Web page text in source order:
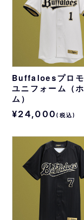
Buffaloesプロ
ユニフォーム（
ム）
¥24,000(税込)